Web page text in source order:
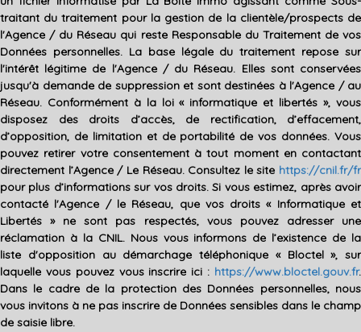
traitant du traitement pour la gestion de la clientèle/prospects de
l'Agence / du Réseau qui reste Responsable du Traitement de vos
Données personnelles. La base légale du traitement repose sur
l'intérêt légitime de l'Agence / du Réseau. Elles sont conservées
jusqu'à demande de suppression et sont destinées à l'Agence / au
Réseau. Conformément à la loi « informatique et libertés », vous
disposez des droits d’accès, de rectification, d’effacement,
d’opposition, de limitation et de portabilité de vos données. Vous
pouvez retirer votre consentement à tout moment en contactant
directement l’Agence / Le Réseau. Consultez le site https://cnil.fr/fr
pour plus d’informations sur vos droits. Si vous estimez, après avoir
contacté l'Agence / le Réseau, que vos droits « Informatique et
Libertés » ne sont pas respectés, vous pouvez adresser une
réclamation à la CNIL. Nous vous informons de l’existence de la
liste d'opposition au démarchage téléphonique « Bloctel », sur
laquelle vous pouvez vous inscrire ici : https://www.bloctel.gouv.fr.
Dans le cadre de la protection des Données personnelles, nous
vous invitons à ne pas inscrire de Données sensibles dans le champ
de saisie libre.